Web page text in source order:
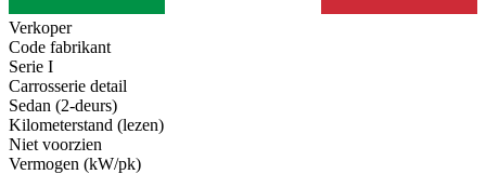
Verkoper
Code fabrikant
Serie I
Carrosserie detail
Sedan (2-deurs)
Kilometerstand (lezen)
Niet voorzien
Vermogen (kW/pk)